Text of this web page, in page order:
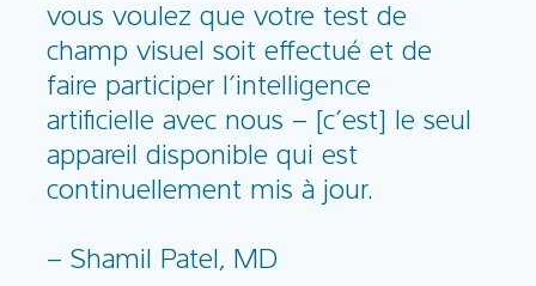
vous voulez que votre test de
champ visuel soit effectué et de
faire participer l’intelligence
artificielle avec nous – [c’est] le seul
appareil disponible qui est
continuellement mis à jour.
– Shamil Patel, MD